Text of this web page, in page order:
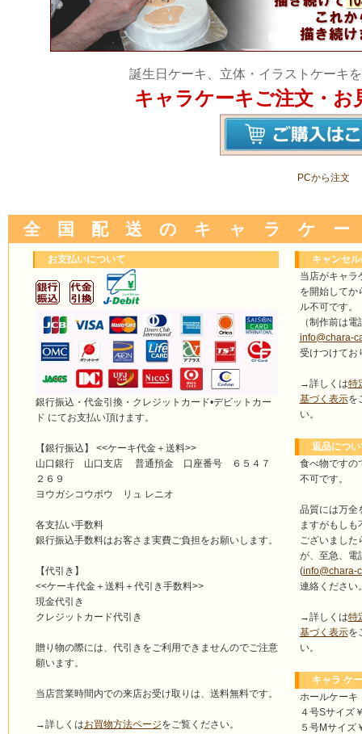
誕生日ケーキ、立体・イラストケーキ
キャラケーキご注文・お
PCから注文
全 国 配 送 の キ ャ ラ ケ
お支払いについて
銀行振込・代金引換・クレジットカード•デビットカー
ド にてお支払い頂けます。
【銀行振込】 <<ケーキ代金＋送料>>
山口銀行 山口支店 普通預金 口座番号 ６５４７
２６９
ヨウガシコウボウ リュ レニオ
各支払い手数料
銀行振込手数料はお客さま実費ご負担をお願いします。
【代引き】
<<ケーキ代金＋送料＋代引き手数料>>
現金代引き
クレジットカード代引き
贈り物の際には、代引きをご利用できませんのでご注意
願います。
当店営業時間内での来店お受け取りは、送料無料です。
→詳しくはお買物方法ページをご覧ください。
キャンセル
当店がキャラ
を開始してか
ル不可です。
（制作前は
info@chara-
受けつけてお
→詳しくは特
基づく表示を
い。
返品につい
食べ物ですの
不可です。
品質には万全
ますがもしも
ございました
が、至急、電
(info@chara-
連絡ください
→詳しくは特
基づく表示を
い。
キャラ ケ
ホールケーキ
４号Sサイズ
５号Mサイズ